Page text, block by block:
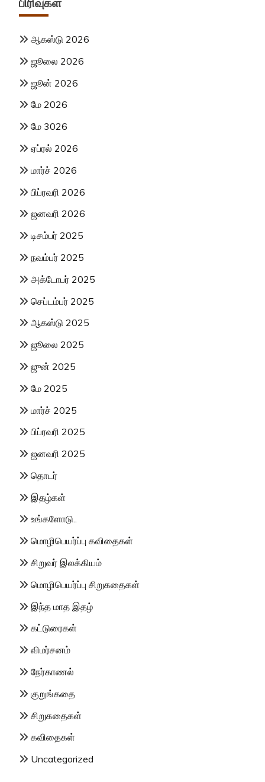
ஆகஸ்டு 2026
ஜூலை 2026
ஜூன் 2026
மே 2026
மே 3026
ஏப்ரல் 2026
மார்ச் 2026
பிப்ரவரி 2026
ஜனவரி 2026
டிசம்பர் 2025
நவம்பர் 2025
அக்டோபர் 2025
செப்டம்பர் 2025
ஆகஸ்டு 2025
ஜூலை 2025
ஜுன் 2025
மே 2025
மார்ச் 2025
பிப்ரவரி 2025
ஜனவரி 2025
தொடர்
இதழ்கள்
உங்களோடு..
மொழிபெயர்ப்பு கவிதைகள்
சிறுவர் இலக்கியம்
மொழிபெயர்ப்பு சிறுகதைகள்
இந்த மாத இதழ்
கட்டுரைகள்
விமர்சனம்
நேர்காணல்
குறுங்கதை
சிறுகதைகள்
கவிதைகள்
Uncategorized